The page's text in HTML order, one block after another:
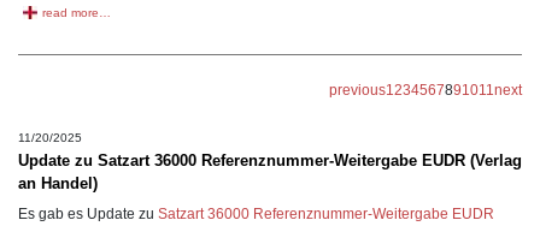
read more…
previous1 234567891011 next
11/20/2025
Update zu Satzart 36000 Referenznummer-Weitergabe EUDR (Verlag
an Handel)
Es gab es Update zu Satzart 36000 Referenznummer-Weitergabe EUDR